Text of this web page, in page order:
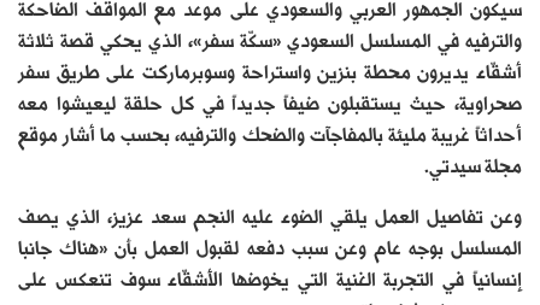
سيكون الجمهور العربي والسعودي على موعد مع المواقف الضاحكة
والترفيه في المسلسل السعودي «سكّة سفر»، الذي يحكي قصة ثلاثة
أشقّاء يديرون محطة بنزين واستراحة وسوبرماركت على طريق سفر
صحراوية، حيث يستقبلون ضيفاً جديداً في كل حلقة ليعيشوا معه
أحداثاً غريبة مليئة بالمفاجآت والضحك والترفيه، بحسب ما أشار موقع
مجلة سيدتي.
وعن تفاصيل العمل يلقي الضوء عليه النجم سعد عزيز، الذي يصف
المسلسل بوجه عام وعن سبب دفعه لقبول العمل بأن «هناك جانبا
إنسانياً في التجربة الغنية التي يخوضها الأشقّاء سوف تنعكس على